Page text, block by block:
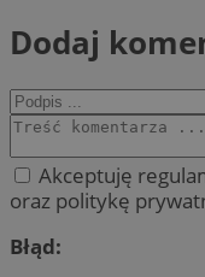
Dodaj
Akceptuję
oraz politykę
Błąd: